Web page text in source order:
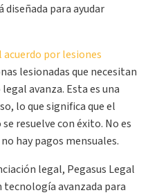
diseñada para ayudar
por lesiones
lesionadas que necesitan
avanza. Esta es una
lo que significa que el
resuelve con éxito. No es
hay pagos mensuales.
legal, Pegasus Legal
avanzada para